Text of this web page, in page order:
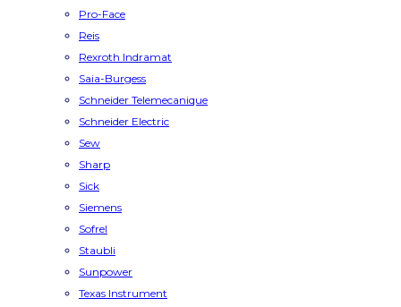
Pro-Face
Reis
Rexroth Indramat
Saia-Burgess
Schneider Telemecanique
Schneider Electric
Sew
Sharp
Sick
Siemens
Sofrel
Staubli
Sunpower
Texas Instrument